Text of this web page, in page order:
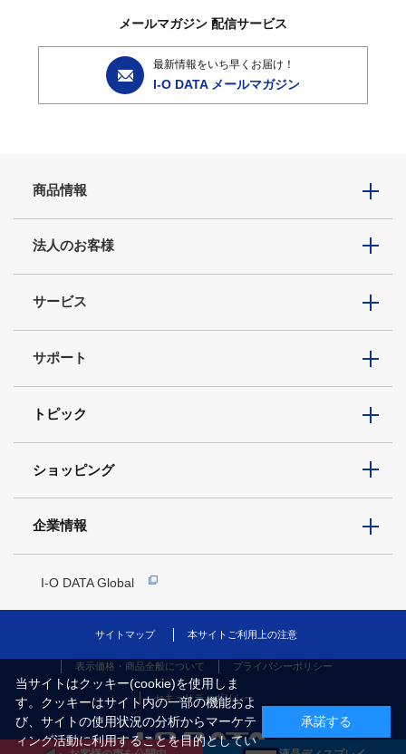
メールマガジン 配信サービス
最新情報をいち早くお届け！
I-O DATA メールマガジン
商品情報
法人のお客様
サービス
サポート
トピック
ショッピング
企業情報
I-O DATA Global
サイトマップ 本サイトご利用上の注意
表示価格・商品全般について プライバシーポリシー
セキュリティポリシー
当サイトはクッキー(cookie)を使用しま
す。クッキーはサイト内の一部の機能およ
び、サイトの使用状況の分析からマーケテ
ィング活動に利用することを目的としてい
承諾する